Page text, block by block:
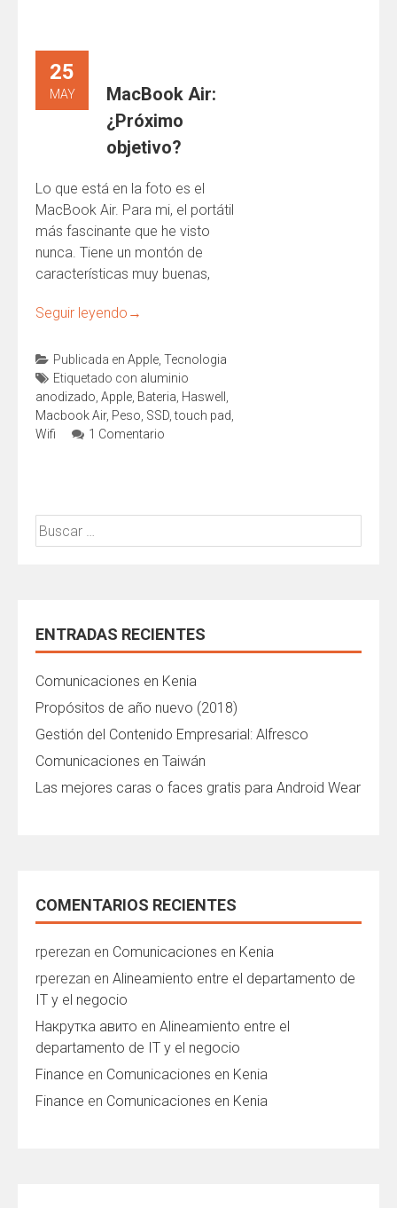
25
MAY
MacBook Air:
¿Próximo
objetivo?
Lo que está en la foto es el
MacBook Air. Para mi, el portátil
más fascinante que he visto
nunca. Tiene un montón de
características muy buenas,
Seguir leyendo →
Publicada en Apple Tecnologia
Etiquetado con aluminio
anodizado Apple Bateria Haswell
Macbook Air, Peso SSD ,touch pad
Wifi
1 Comentario
Buscar:
ENTRADAS RECIENTES
Comunicaciones en Kenia
Propósitos de año nuevo (2018)
Gestión del Contenido Empresarial: Alfresco
Comunicaciones en Taiwán
Las mejores caras o faces gratis para Android Wear
COMENTARIOS RECIENTES
rperezan en Comunicaciones en Kenia
rperezan en Alineamiento entre el departamento de
IT y el negocio
Накрутка авито en Alineamiento entre el
departamento de IT y el negocio
Finance en Comunicaciones en Kenia
Finance en Comunicaciones en Kenia